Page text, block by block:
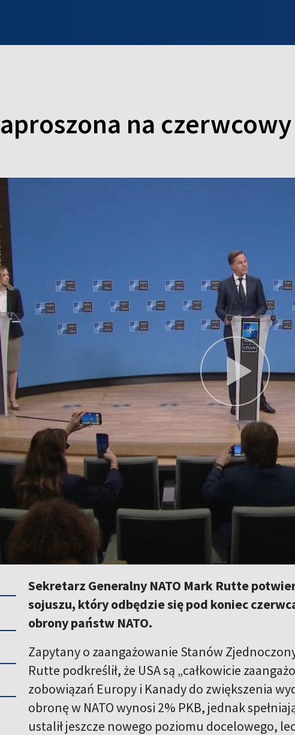
na czerwcowy
Sekretarz Generalny NATO Mark Rutte
sojuszu, który odbędzie się pod koniec
obrony państw NATO.
Zapytany o zaangażowanie Stanów
Rutte podkreślił, że USA są „całkowicie
zobowiązań Europy i Kanady do zwiększenia
obronę w NATO wynosi 2% PKB, jednak
ustalił jeszcze nowego poziomu docelowego,